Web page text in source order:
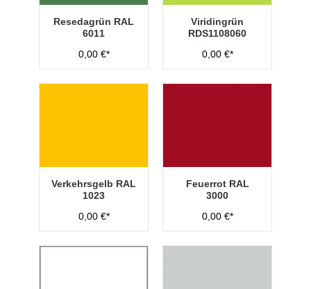
Resedagrün RAL
6011
0,00 €*
Viridingrün
RDS1108060
0,00 €*
Verkehrsgelb RAL
1023
0,00 €*
Feuerrot RAL
3000
0,00 €*